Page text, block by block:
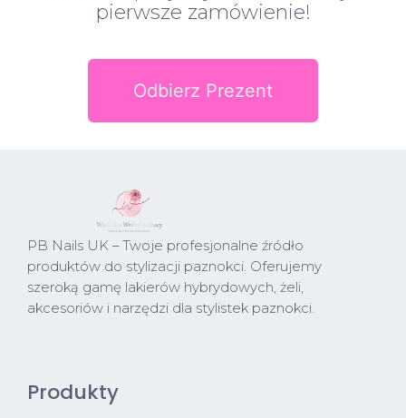
pierwsze zamówienie!
Odbierz Prezent
PB Nails UK – Twoje profesjonalne źródło
produktów do stylizacji paznokci. Oferujemy
szeroką gamę lakierów hybrydowych, żeli,
akcesoriów i narzędzi dla stylistek paznokci.
Produkty